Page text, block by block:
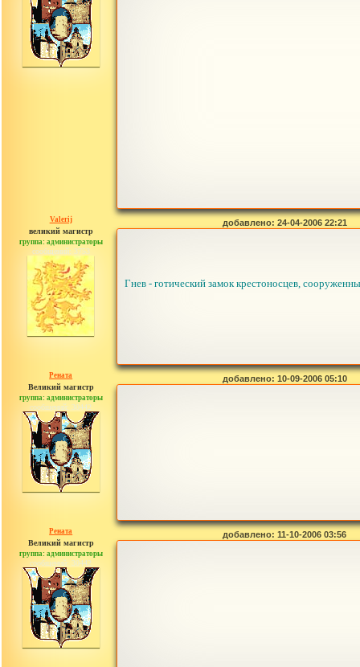
Valerij
великий магистр
группа: администраторы
сообщений: 3753
добавлено: 24-04-2006 22:21
Гнев - готический замок крестоносцев,
Рената
Великий магистр
группа: администраторы
сообщений: 30442
добавлено: 10-09-2006 05:10
Рената
Великий магистр
группа: администраторы
сообщений: 30442
добавлено: 11-10-2006 03:56